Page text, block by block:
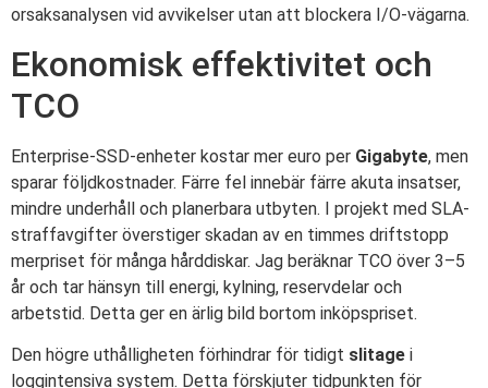
orsaksanalysen vid avvikelser utan att blockera I/O-vägarna.
Ekonomisk effektivitet och
TCO
Enterprise-SSD-enheter kostar mer euro per Gigabyte, men
sparar följdkostnader. Färre fel innebär färre akuta insatser,
mindre underhåll och planerbara utbyten. I projekt med SLA-
straffavgifter överstiger skadan av en timmes driftstopp
merpriset för många hårddiskar. Jag beräknar TCO över 3–5
år och tar hänsyn till energi, kylning, reservdelar och
arbetstid. Detta ger en ärlig bild bortom inköpspriset.
Den högre uthålligheten förhindrar för tidigt slitage i
loggintensiva system. Detta förskjuter tidpunkten för